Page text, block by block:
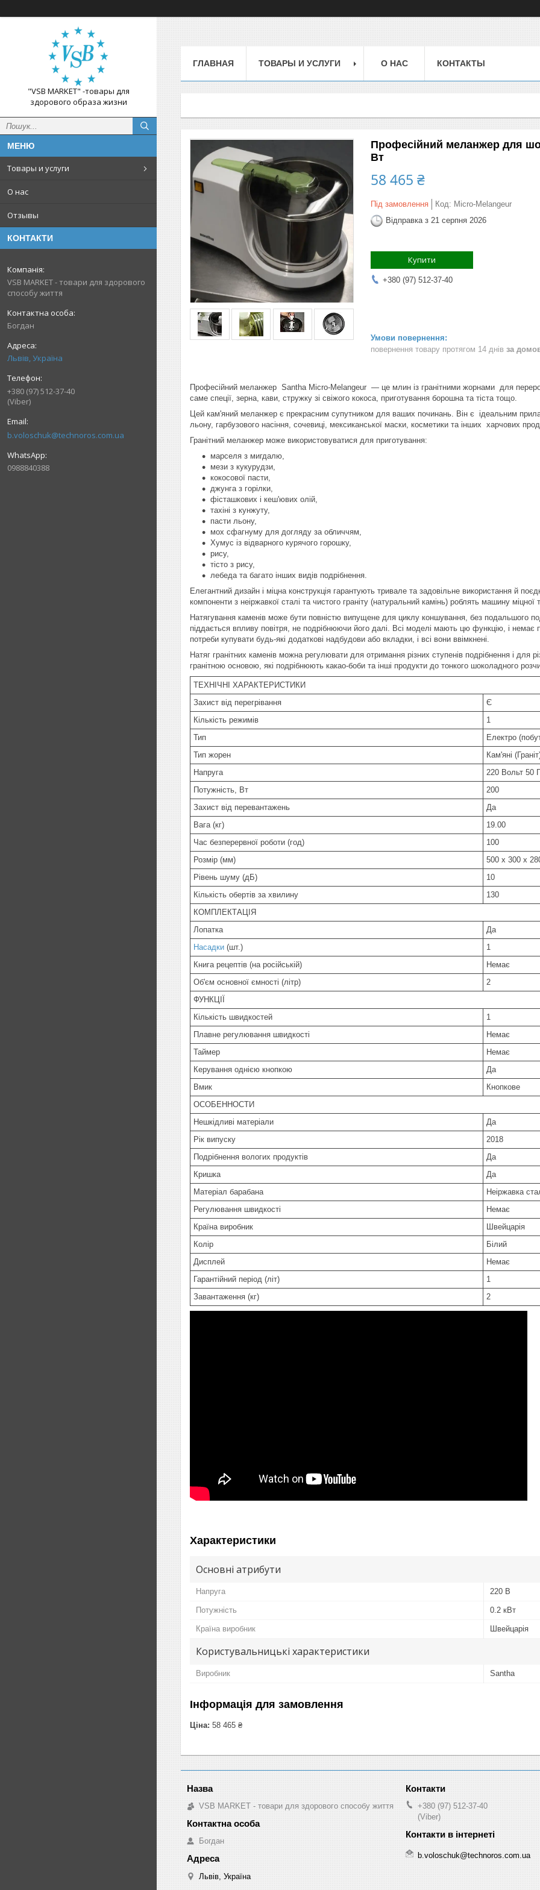
"VSB MARKET" -товары для
здорового образа жизни
Товары и услуги
О нас
Отзывы
КОНТАКТИ
VSB MARKET - товари для здорового
способу життя
Богдан
Львів, Україна
+380 (97) 512-37-40
(Viber)
b.voloschuk@technoros.com.ua
0988840388
ГЛАВНАЯ ТОВАРЫ И УСЛУГИ О НАС КОНТАКТЫ
Професійний меланжер для
Вт
58 465 ₴
Під замовлення Код: Micro-Melangeur
Відправка з 21 серпня 2026
Купити
+380 (97) 512-37-40
повернення товару протягом 14 днів за
Професійний меланжер Santha Micro-Melangeur — це млин із гранітними жорнами для
саме спеції, зерна, кави, стружку зі свіжого кокоса, приготування борошна та тіста тощо.
Цей кам'яний меланжер є прекрасним супутником для ваших починань. Він є ідеальним
льону, гарбузового насіння, сочевиці, мексиканської маски, косметики та інших харчових
Гранітний меланжер може використовуватися для приготування:
марселя з мигдалю,
мези з кукурудзи,
кокосової пасти,
джунга з горілки,
фісташкових і кеш'ювих олій,
тахіні з кунжуту,
пасти льону,
мох сфагнуму для догляду за обличчям,
Хумус із відварного курячого горошку,
рису,
тісто з рису,
лебеда та багато інших видів подрібнення.
Елегантний дизайн і міцна конструкція гарантують тривале та задовільне використання й
компоненти з неіржавкої сталі та чистого граніту (натуральний камінь) роблять машину міцної
Натягування каменів може бути повністю випущене для циклу коншування, без подальшого
піддається впливу повітря, не подрібнюючи його далі. Всі моделі мають цю функцію, і
потреби купувати будь-які додаткові надбудови або вкладки, і всі вони ввімкнені.
Натяг гранітних каменів можна регулювати для отримання різних ступенів подрібнення і для
гранітною основою, які подрібнюють какао-боби та інші продукти до тонкого шоколадного
ТЕХНІЧНІ ХАРАКТЕРИСТИКИ
Захист від перегрівання
Є
Кількість режимів
1
Тип
Електро
Тип жорен
Кам'яні
Напруга
220 Вольт 50
Потужність, Вт
200
Захист від перевантажень
Да
Вага (кг)
19.00
Час безперервної роботи (год)
100
Розмір (мм)
500 x 300 x
Рівень шуму (дБ)
10
Кількість обертів за хвилину
130
КОМПЛЕКТАЦІЯ
Лопатка
Да
Насадки (шт.)
1
Книга рецептів (на російській)
Немає
Об'єм основної ємності (літр)
2
ФУНКЦІЇ
Кількість швидкостей
1
Плавне регулювання швидкості
Немає
Таймер
Немає
Керування однією кнопкою
Да
Вмик
Кнопкове
ОСОБЕННОСТИ
Нешкідливі матеріали
Да
Рік випуску
2018
Подрібнення вологих продуктів
Да
Кришка
Да
Матеріал барабана
Неіржавка
Регулювання швидкості
Немає
Країна виробник
Швейцарія
Колір
Білий
Дисплей
Немає
Гарантійний період (літ)
1
Завантаження (кг)
2
Характеристики
Основні атрибути
Напруга 220 В
Потужність 0.2 кВт
Країна виробник Швейцарія
Користувальницькі характеристики
Виробник Santha
Інформація для замовлення
Ціна: 58 465 ₴
VSB MARKET - товари для здорового способу життя
Богдан
Львів, Україна
+380 (97) 512-37-40
(Viber)
b.voloschuk@technoros.com.ua